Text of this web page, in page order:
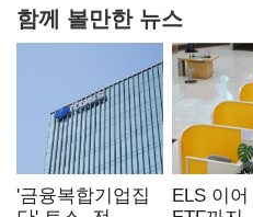
함께 볼만한 뉴스
'금융복합기업집
ELS 이어